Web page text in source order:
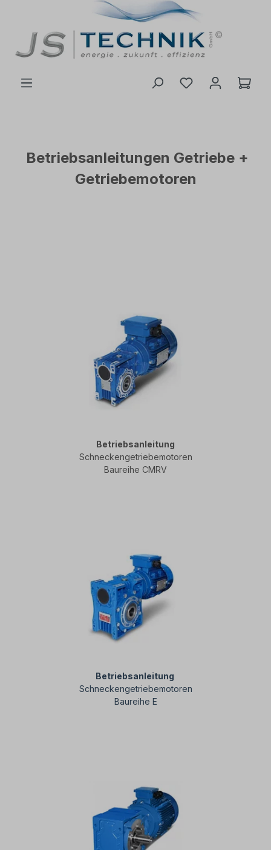
Betriebsanleitungen Getriebe +
Getriebemotoren
Betriebsanleitung
Schneckengetriebemotoren
Baureihe CMRV
Betriebsanleitung
Schneckengetriebemotoren
Baureihe E